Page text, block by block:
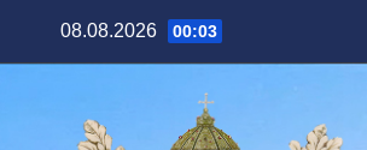
08.08.2026 00:03